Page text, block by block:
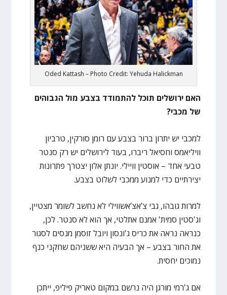
Oded Kattash – Photo Credit: Yehuda Halickman
האם ירושלים תוכל להתמודד בצבע מול הגבוהים
של מכבי?
למכבי יש יתרון ברור בצבע עם רומן סורקין, טרביון
וויליאמס וחסיאל ריברו, בעוד לירושלים יש רק סנטר
טבעי אחד – אוסטין וויילי. יונתן אלון יצטרך פתרונות
יצירתיים כדי למנוע ממכבי לשלוט בצבע.
למרות גובהו, גבי צ’אצ’אשווילי לא נחשב לשומר מצטיין,
וג'סטין סמית' אמנם אתלטי, אך הוא לא סנטר. לכן,
כנראה נראה את כריס ג'ונסון ויובל זוסמן מנסים לסגור
את החור בצבע – אך הבעיה היא ששניהם שחקני כנף
נמוכים יחסית.
אם ג'רמי מורגן היה נרשם במקום טאריק פיליפ, ייתכן